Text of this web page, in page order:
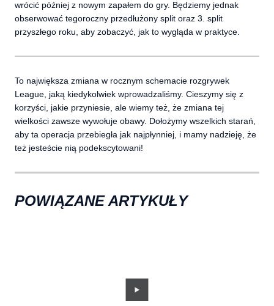
wrócić później z nowym zapałem do gry. Będziemy jednak
obserwować tegoroczny przedłużony split oraz 3. split
przyszłego roku, aby zobaczyć, jak to wygląda w praktyce.
To największa zmiana w rocznym schemacie rozgrywek
League, jaką kiedykolwiek wprowadzaliśmy. Cieszymy się z
korzyści, jakie przyniesie, ale wiemy też, że zmiana tej
wielkości zawsze wywołuje obawy. Dołożymy wszelkich starań,
aby ta operacja przebiegła jak najpłynniej, i mamy nadzieję, że
też jesteście nią podekscytowani!
POWIĄZANE ARTYKUŁY